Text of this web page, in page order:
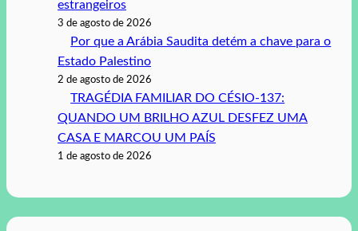
estrangeiros
3 de agosto de 2026
Por que a Arábia Saudita detém a chave para o
Estado Palestino
2 de agosto de 2026
TRAGÉDIA FAMILIAR DO CÉSIO-137:
QUANDO UM BRILHO AZUL DESFEZ UMA
CASA E MARCOU UM PAÍS
1 de agosto de 2026